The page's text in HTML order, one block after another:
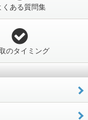
くある質問集
のタイミング